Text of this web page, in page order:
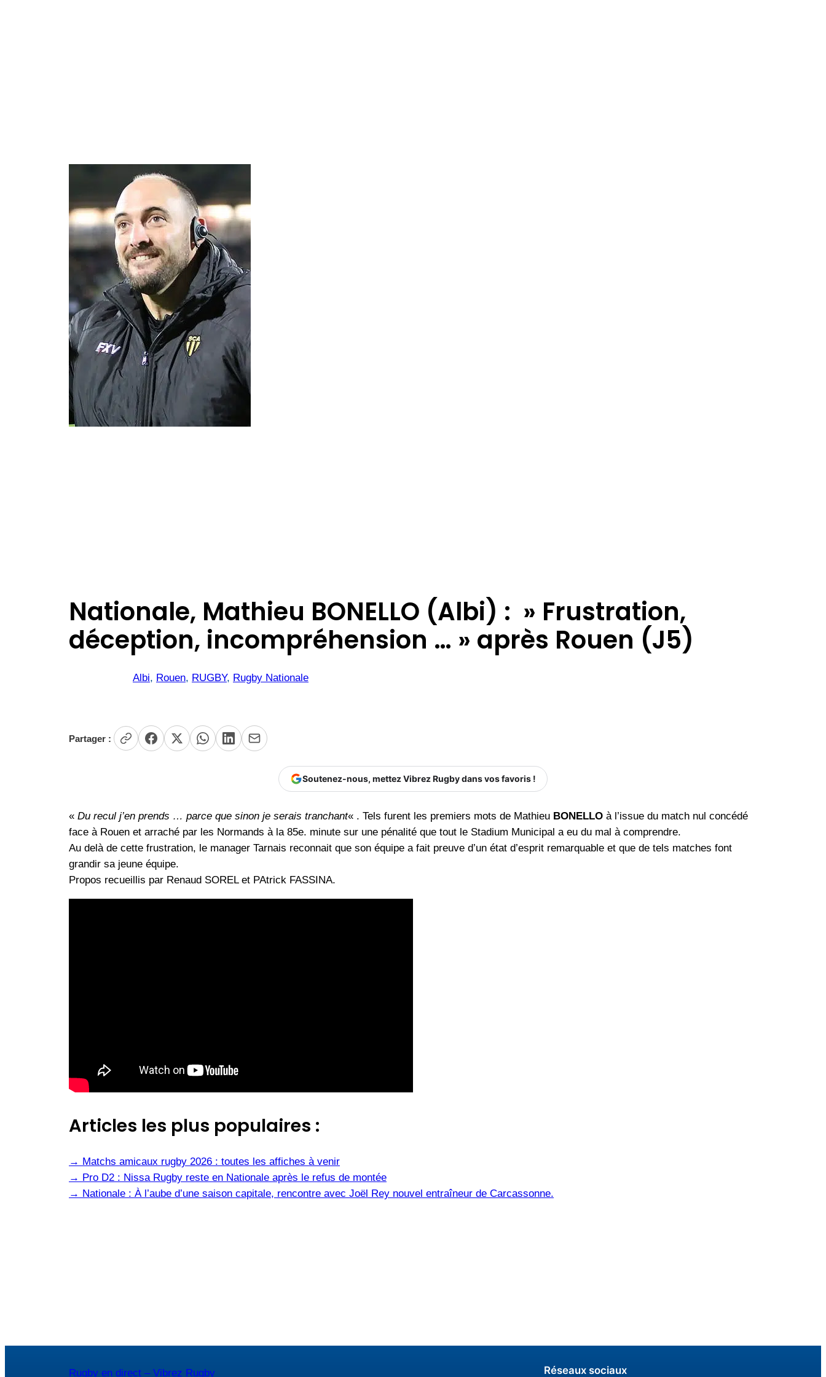
Nationale, Mathieu BONELLO (Albi) : » Frustration,
déception, incompréhension … » après Rouen (J5)
Albi, Rouen, RUGBY, Rugby Nationale
Partager :
Soutenez-nous, mettez Vibrez Rugby dans vos favoris !
« Du recul j’en prends … parce que sinon je serais tranchant« . Tels furent les premiers mots de Mathieu BONELLO à l’issue du match nul concédé
face à Rouen et arraché par les Normands à la 85e. minute sur une pénalité que tout le Stadium Municipal a eu du mal à comprendre.
Au delà de cette frustration, le manager Tarnais reconnait que son équipe a fait preuve d’un état d’esprit remarquable et que de tels matches font
grandir sa jeune équipe.
Propos recueillis par Renaud SOREL et PAtrick FASSINA.
Articles les plus populaires :
→ Matchs amicaux rugby 2026 : toutes les affiches à venir
→ Pro D2 : Nissa Rugby reste en Nationale après le refus de montée
→ Nationale : À l’aube d’une saison capitale, rencontre avec Joël Rey nouvel entraîneur de Carcassonne.
Rugby en direct – Vibrez Rugby Réseaux sociaux